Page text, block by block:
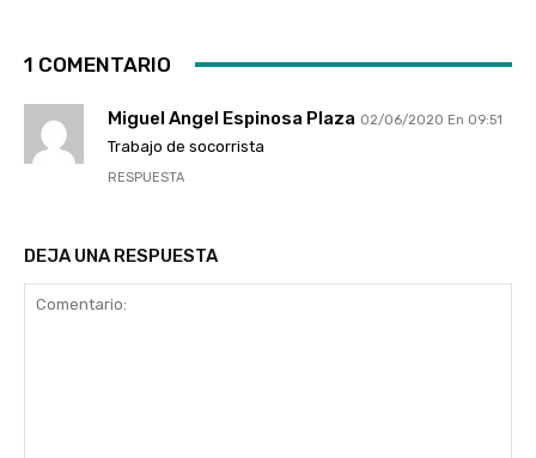
1 COMENTARIO
Miguel Angel Espinosa Plaza 02/06/2020 En 09:51
Trabajo de socorrista
RESPUESTA
DEJA UNA RESPUESTA